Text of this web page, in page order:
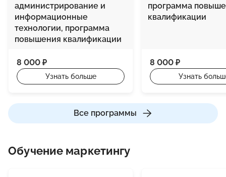
Все программы
администрирование и
информационные
технологии, программа
повышения квалификации
8 000 ₽
Узнать больше
программа
квалификации
8 000 ₽
Узнать
Обучение маркетингу